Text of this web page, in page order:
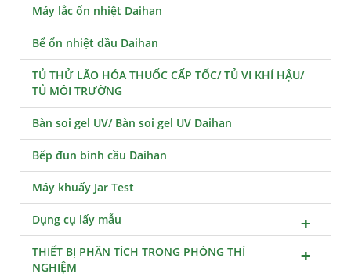
Máy lắc ổn nhiệt Daihan
Bể ổn nhiệt dầu Daihan
TỦ THỬ LÃO HÓA THUỐC CẤP TỐC/ TỦ VI KHÍ HẬU/
TỦ MÔI TRƯỜNG
Bàn soi gel UV/ Bàn soi gel UV Daihan
Bếp đun bình cầu Daihan
Máy khuấy Jar Test
Dụng cụ lấy mẫu
THIẾT BỊ PHÂN TÍCH TRONG PHÒNG THÍ
NGHIỆM